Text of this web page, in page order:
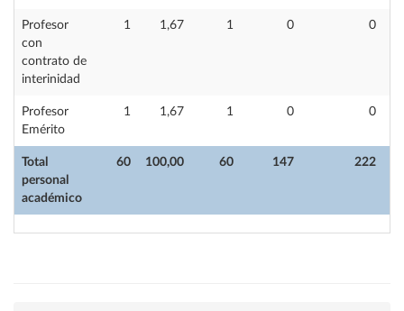
Total
personal
académico
60 100,00 60 147 222
Profesor
con
contrato de
interinidad
1 1,67 1 0 0
Profesor
Emérito
1 1,67 1 0 0